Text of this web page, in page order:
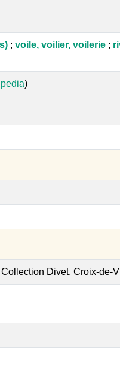
; voile, voilier, voilerie ;
)
Divet, Croix-de-